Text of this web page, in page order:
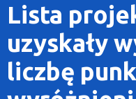
Lista
uzyskały
liczbę